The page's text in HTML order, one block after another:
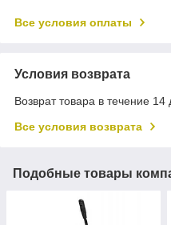
Все условия оплаты
Условия возврата
Возврат товара в течение
Все условия возврата
Подобные товары